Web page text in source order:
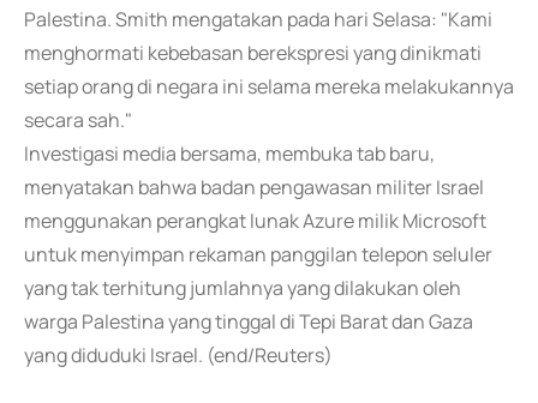
Palestina. Smith mengatakan pada hari Selasa: "Kami
menghormati kebebasan berekspresi yang dinikmati
setiap orang di negara ini selama mereka melakukannya
secara sah."
Investigasi media bersama, membuka tab baru,
menyatakan bahwa badan pengawasan militer Israel
menggunakan perangkat lunak Azure milik Microsoft
untuk menyimpan rekaman panggilan telepon seluler
yang tak terhitung jumlahnya yang dilakukan oleh
warga Palestina yang tinggal di Tepi Barat dan Gaza
yang diduduki Israel. (end/Reuters)